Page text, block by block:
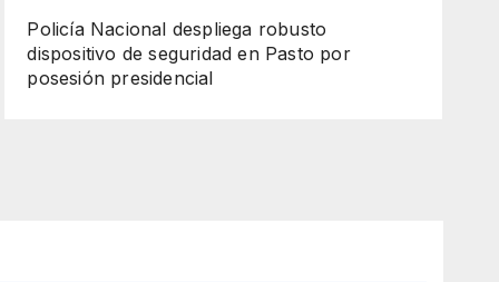
Policía Nacional despliega robusto
dispositivo de seguridad en Pasto por
posesión presidencial